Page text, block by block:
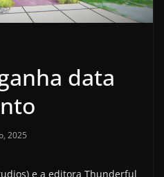
data
2025
e a editora Thunderful